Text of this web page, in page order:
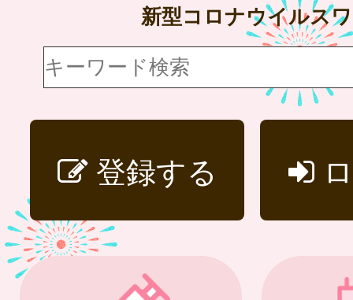
新型コロナウイルス
登録する